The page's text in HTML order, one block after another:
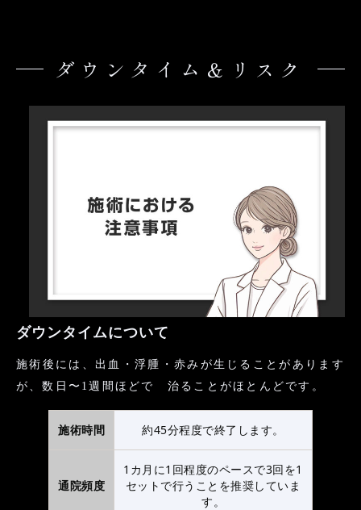
ダウンタイム＆リスク
ダウンタイムについて
施術後には、出血・浮腫・赤みが生じることがあります
が、数日〜1週間ほどで 治ることがほとんどです。
施術時間 約45分程度で終了します。
通院頻度
1カ月に1回程度のペースで3回を1
セットで行うことを推奨していま
す。